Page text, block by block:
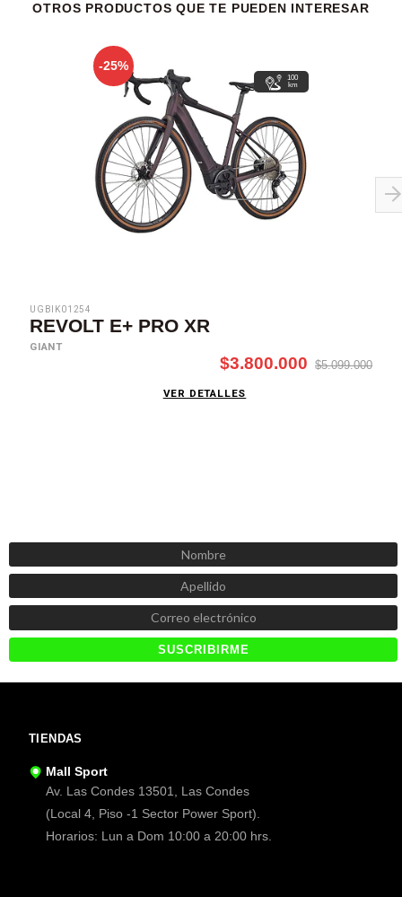
OTROS PRODUCTOS QUE TE PUEDEN INTERESAR
-25%
100
km
UGBIK01254
REVOLT E+ PRO XR
GIANT
$3.800.000 $5.099.000
VER DETALLES
TIENDAS
Mall Sport
Av. Las Condes 13501, Las Condes
(Local 4, Piso -1 Sector Power Sport).
Horarios: Lun a Dom 10:00 a 20:00 hrs.